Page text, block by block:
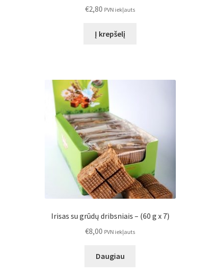
€2,80 PVN iekļauts
Į krepšelį
Irisas su grūdų dribsniais – (60 g x 7)
€8,00 PVN iekļauts
Daugiau